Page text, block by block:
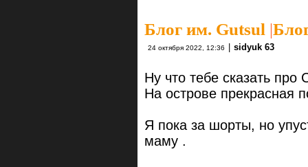
Блог им. Gutsul |
24 октября 2022, 12:36 sidyuk 63
Ну что тебе сказать про
На острове прекрасная
Я пока за шорты, но
маму .